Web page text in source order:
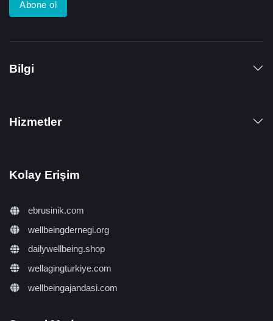
Abone ol
Bilgi
Hizmetler
Kolay Erişim
ebrusinik.com
wellbeingdernegi.org
dailywellbeing.shop
wellagingturkiye.com
wellbeingajandasi.com